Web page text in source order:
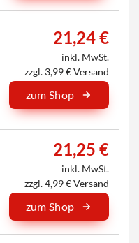
21,24 €
inkl. MwSt.
zzgl. 3,99 € Versand
zum Shop
21,25 €
inkl. MwSt.
zzgl. 4,99 € Versand
zum Shop